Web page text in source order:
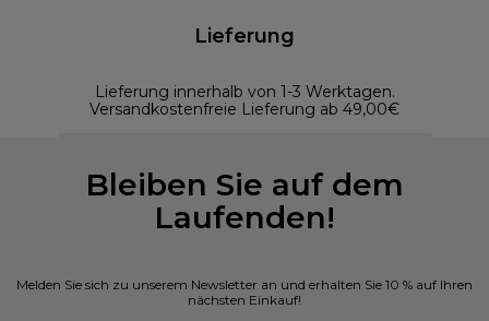
Lieferung
Lieferung innerhalb von 1-3 Werktagen.
Versandkostenfreie Lieferung ab 49,00€
Bleiben Sie auf dem
Laufenden!
Melden Sie sich zu unserem Newsletter an und erhalten Sie 10 % auf Ihren
nächsten Einkauf!